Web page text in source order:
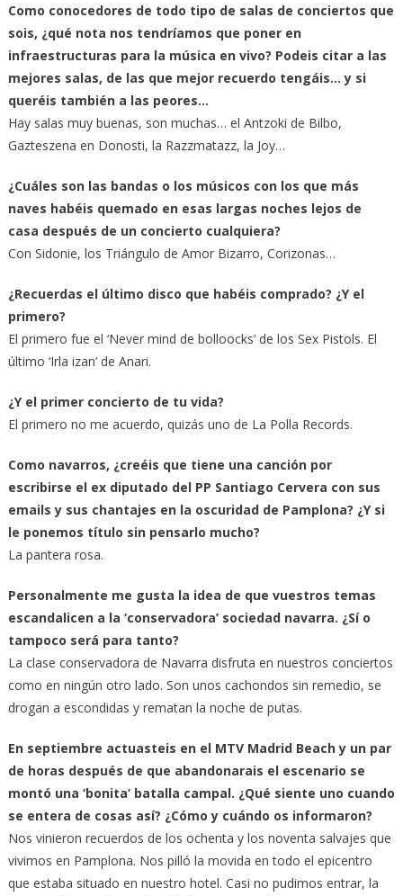
Como conocedores de todo tipo de salas de conciertos que
sois, ¿qué nota nos tendríamos que poner en
infraestructuras para la música en vivo? Podeis citar a las
mejores salas, de las que mejor recuerdo tengáis… y si
queréis también a las peores…
Hay salas muy buenas, son muchas… el Antzoki de Bilbo,
Gazteszena en Donosti, la Razzmatazz, la Joy…
¿Cuáles son las bandas o los músicos con los que más
naves habéis quemado en esas largas noches lejos de
casa después de un concierto cualquiera?
Con Sidonie, los Triángulo de Amor Bizarro, Corizonas…
¿Recuerdas el último disco que habéis comprado? ¿Y el
primero?
El primero fue el ‘Never mind de bolloocks’ de los Sex Pistols. El
último ‘Irla izan’ de Anari.
¿Y el primer concierto de tu vida?
El primero no me acuerdo, quizás uno de La Polla Records.
Como navarros, ¿creéis que tiene una canción por
escribirse el ex diputado del PP Santiago Cervera con sus
emails y sus chantajes en la oscuridad de Pamplona? ¿Y si
le ponemos título sin pensarlo mucho?
La pantera rosa.
Personalmente me gusta la idea de que vuestros temas
escandalicen a la ‘conservadora’ sociedad navarra. ¿Sí o
tampoco será para tanto?
La clase conservadora de Navarra disfruta en nuestros conciertos
como en ningún otro lado. Son unos cachondos sin remedio, se
drogan a escondidas y rematan la noche de putas.
En septiembre actuasteis en el MTV Madrid Beach y un par
de horas después de que abandonarais el escenario se
montó una ‘bonita’ batalla campal. ¿Qué siente uno cuando
se entera de cosas así? ¿Cómo y cuándo os informaron?
Nos vinieron recuerdos de los ochenta y los noventa salvajes que
vivimos en Pamplona. Nos pilló la movida en todo el epicentro
que estaba situado en nuestro hotel. Casi no pudimos entrar, la